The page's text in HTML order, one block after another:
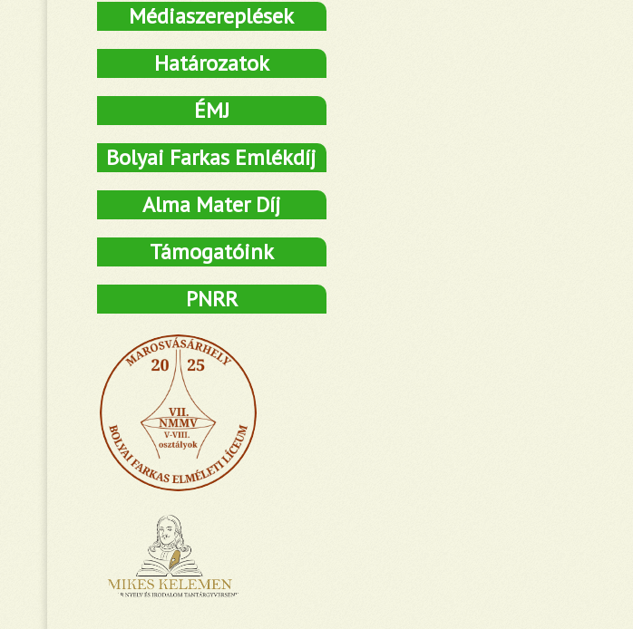
Médiaszereplések
Határozatok
ÉMJ
Bolyai Farkas Emlékdíj
Alma Mater Díj
Támogatóink
PNRR